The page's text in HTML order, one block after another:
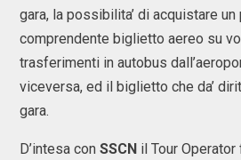
gara, la possibilita’ di acquistare
comprendente biglietto aereo su
trasferimenti in autobus
viceversa, ed il biglietto che da’
gara.
D’intesa con SSCN il Tour Operator